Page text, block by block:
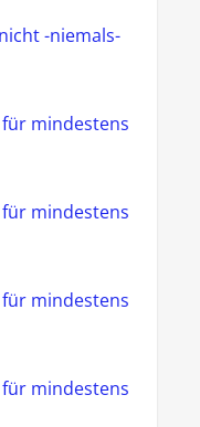
-niemals-
mindestens
mindestens
mindestens
mindestens